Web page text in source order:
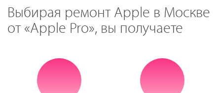
Выбирая ремонт Apple в Москве
от «Apple Pro», вы получаете